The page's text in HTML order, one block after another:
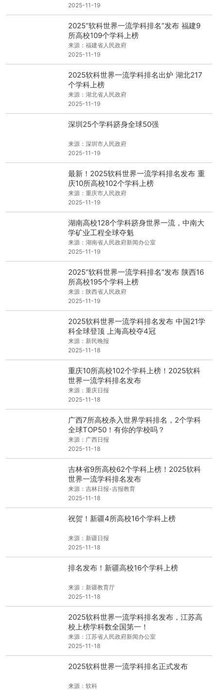
2025-11-19
2025“软科世界一流学科排名”发布 福建9
所高校109个学科上榜
来源：福建省人民政府
2025-11-19
2025软科世界一流学科排名出炉 湖北217
个学科上榜
来源：湖北省人民政府
2025-11-19
深圳25个学科跻身全球50强
来源：深圳市人民政府
2025-11-19
最新！2025软科世界一流学科排名发布 重
庆10所高校102个学科上榜
来源：重庆市人民政府
2025-11-19
湖南高校128个学科跻身世界一流，中南大
学矿业工程全球夺魁
来源：湖南省人民政府新闻办公室
2025-11-19
2025“软科世界一流学科排名”发布 陕西16
所高校195个学科上榜
来源：陕西省人民政府
2025-11-19
2025软科世界一流学科排名发布 中国21学
科全球登顶 上海高校夺4冠
来源：新民晚报
2025-11-18
重庆10所高校102个学科上榜！2025软科
世界一流学科排名发布
来源：重庆日报
2025-11-18
广西7所高校杀入世界学科排名，2个学科
全球TOP50！有你的学校吗？
来源：广西日报
2025-11-18
吉林省9所高校62个学科上榜！2025软科
世界一流学科排名发布
来源：吉林日报-吉报教育
2025-11-18
祝贺！新疆4所高校16个学科上榜
来源：新疆日报
2025-11-18
排名发布！新疆高校16个学科上榜
来源：新疆教育厅
2025-11-18
2025软科世界一流学科排名发布，江苏高
校上榜学科数全国第一！
来源：江苏省人民政府新闻办公室
2025-11-18
2025软科世界一流学科排名正式发布
来源：软科